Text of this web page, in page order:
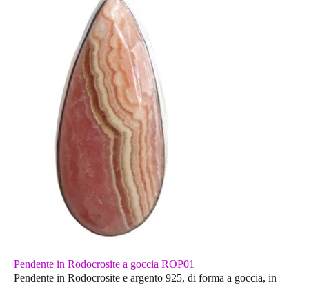
Pendente in Rodocrosite a goccia ROP01
Pendente in Rodocrosite e argento 925, di forma a goccia, in